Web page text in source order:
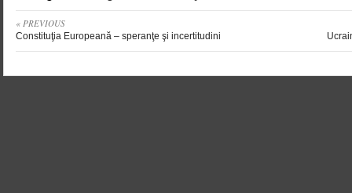
« PREVIOUS
Constituţia Europeană – speranţe şi incertitudini